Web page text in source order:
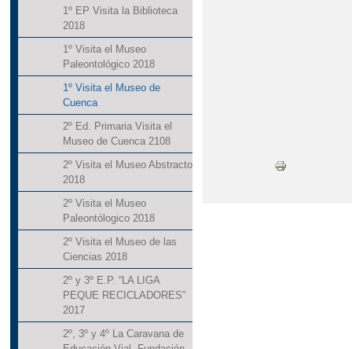
1º EP Visita la Biblioteca
2018
1º Visita el Museo
Paleontológico 2018
1º Visita el Museo de
Cuenca
2º Ed. Primaria Visita el
Museo de Cuenca 2108
2º Visita el Museo Abstracto
2018
2º Visita el Museo
Paleontólogico 2018
2º Visita el Museo de las
Ciencias 2018
2º y 3º E.P. “LA LIGA
PEQUE RECICLADORES”
2017
2º, 3º y 4º La Caravana de